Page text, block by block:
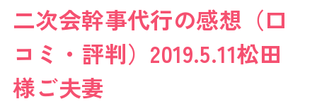
二次会幹事代行の感想（口
コミ・評判）2019.5.11松田
様ご夫妻